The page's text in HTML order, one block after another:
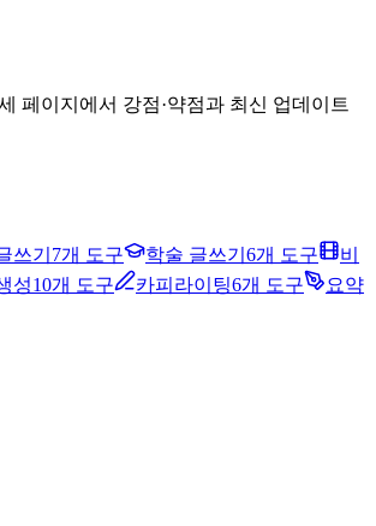
페이지에서 강점·약점과 최신 업데이트
쓰기 7개 도구 학술 글쓰기 6개 도구
비
성10개 도구 카피라이팅6개 도구
요약